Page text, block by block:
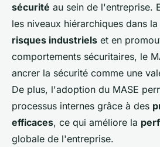
sécurité au sein de l'entreprise.
les niveaux hiérarchiques dans la
risques industriels et en
comportements sécuritaires, le
ancrer la sécurité comme une
De plus, l'adoption du MASE
processus internes grâce à des
efficaces, ce qui améliore la
globale de l'entreprise.